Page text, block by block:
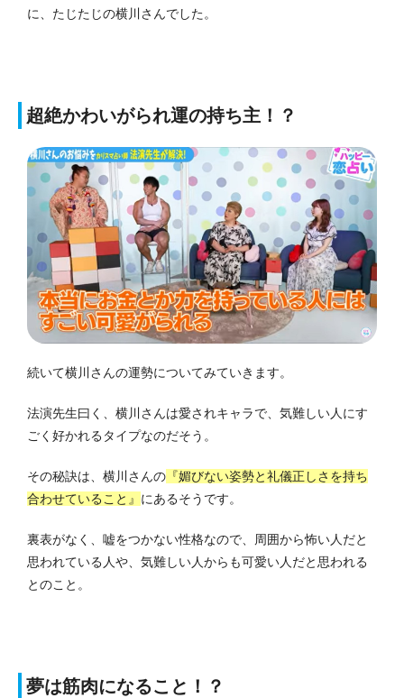
に、たじたじの横川さんでした。
超絶かわいがられ運の持ち主！？
続いて横川さんの運勢についてみていきます。
法演先生曰く、横川さんは愛されキャラで、気難しい人にす
ごく好かれるタイプなのだそう。
その秘訣は、横川さんの 『媚びない姿勢と礼儀正しさを持ち
合わせていること』 にあるそうです。
裏表がなく、嘘をつかない性格なので、周囲から怖い人だと
思われている人や、気難しい人からも可愛い人だと思われる
とのこと。
夢は筋肉になること！？